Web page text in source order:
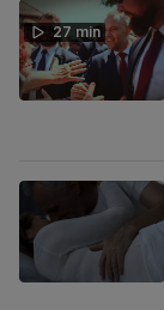
27 min